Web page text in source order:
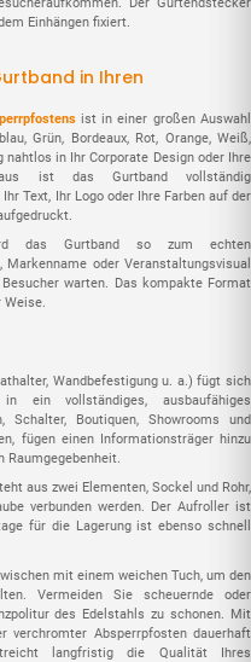
Einhängen fixiert.
in Ihren
ist in einer großen Auswahl
Grün, Bordeaux, Rot, Orange, Weiß,
in Ihr Corporate Design oder Ihre
ist das Gurtband vollständig
Text, Ihr Logo oder Ihre Farben auf der
das Gurtband so zum echten
oder Veranstaltungsvisual
warten. Das kompakte Format
Wandbefestigung u. a.) fügt sich
ein vollständiges, ausbaufähiges
Schalter, Boutiquen, Showrooms und
fügen einen Informationsträger hinzu
Raumgegebenheit.
aus zwei Elementen, Sockel und Rohr,
verbunden werden. Der Aufroller ist
für die Lagerung ist ebenso schnell
mit einem weichen Tuch, um den
Vermeiden Sie scheuernde oder
des Edelstahls zu schonen. Mit
verchromter Absperrpfosten dauerhaft
langfristig die Qualität Ihres